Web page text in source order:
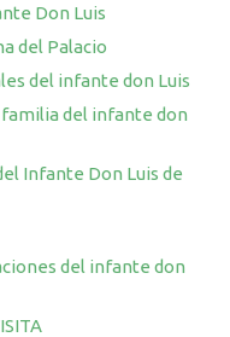
Don Luis
del Palacio
del infante don Luis
familia del infante don
Infante Don Luis de
del infante don